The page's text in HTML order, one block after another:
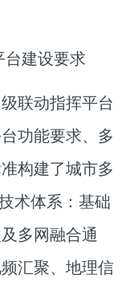
台建设要求
联动指挥平台
功能要求、多
构建了城市多
术体系：基础
多网融合通
汇聚、地理信